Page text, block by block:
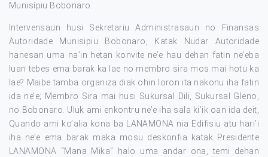
Munisípiu Bobonaro.
Intervensaun husi Sekretariu Administrasaun no Finansas
Autoridade Munisipiu Bobonaro, Katak Nudar Autoridade
hanesan uma na’in hetan konvite ne’e hau dehan fatin ne’eba
luan tebes ema barak ka lae no membro sira mos mai hotu ka
lae? Maibe tamba organiza diak ohin loron ita nakonu iha fatin
ida ne’e; Membro Sira mai husi Sukursal Dili, Sukursal Gleno,
no Bobonaro. Uluk ami enkontru ne’e iha sala ki’ik oan ida deit,
Quando ami ko’alia kona ba LANAMONA nia Edifisiu atu hari’i
iha ne’e ema barak maka mosu deskonfia katak Presidente
LANAMONA “Mana Mika” halo uma andar ona, temi dehan